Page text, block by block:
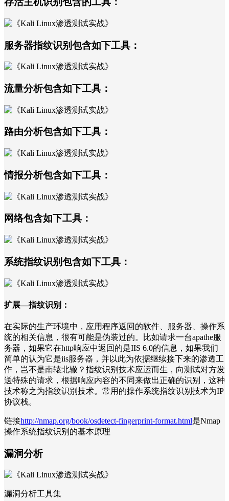
服务器指纹识别包含如下工具：
流量分析包含如下工具：
路由分析包含如下工具：
情报分析包含如下工具：
网络包含如下工具：
系统指纹识别包含如下工具：
扩展—指纹识别：
在实际的生产环境中，应用程序返回的软件、服务器、操作系
统的相关信息，很有可能是伪装过的。比如请求一台apathe服
务器，如果它在http响应中返回的是IIS 6.0的信息，如果我们
简单的认为它是iis服务器，并以此为依据继续接下来的渗透工
作，岂不是南辕北辙？指纹识别技术应运而生，向测试对方发
送特殊的请求，根据响应内容的不同来做出正确的识别，这种
技术称之为指纹识别技术。常用的操作系统指纹识别技术为IP
协议栈。
链接http://nmap.org/book/osdetect-fingerprint-format.html是Nmap
操作系统指纹识别的基本原理
漏洞分析
漏洞分析工具集